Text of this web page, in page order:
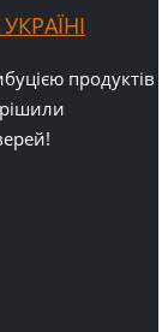
продуктів